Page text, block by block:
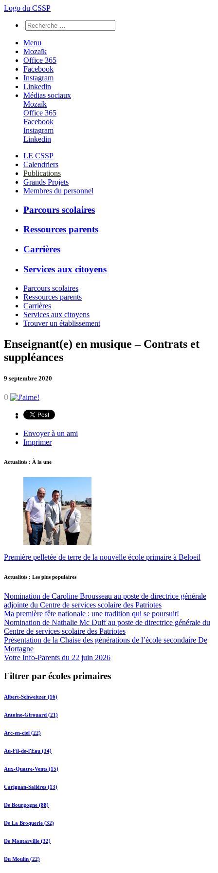
Logo du CSSP
Menu
Mozaïk
Office 365
Facebook
Instagram
Linkedin
Médias sociaux
Mozaïk
Office 365
Facebook
Instagram
Linkedin
LE CSSP
Calendriers
Publications
Grands Projets
Membres du personnel
Parcours scolaires
Ressources parents
Carrières
Services aux citoyens
Parcours scolaires
Ressources parents
Carrières
Services aux citoyens
Trouver un établissement
Enseignant(e) en musique – Contrats et
suppléances
9 septembre 2020
0
Envoyer à un ami
Imprimer
Actualités : À la une
Première pelletée de terre de la nouvelle école primaire à Beloeil
Actualités : Les plus populaires
Nomination de Caroline Brousseau au poste de directrice générale
adjointe du Centre de services scolaire des Patriotes
Ma première fête nationale : une tradition qui se poursuit!
Nomination de Nathalie Mc Duff au poste de directrice générale du
Centre de services scolaire des Patriotes
Présentation de la Chaise des générations de l’école secondaire De
Mortagne
Votre Info-Parents du 22 juin 2026
Filtrer par écoles primaires
Albert-Schweitzer (16)
Antoine-Girouard (21)
Arc-en-ciel (22)
Au-Fil-de-l'Eau (34)
Aux-Quatre-Vents (15)
Carignan-Salières (13)
De Bourgogne (88)
De La Broquerie (32)
De Montarville (32)
Du Moulin (22)